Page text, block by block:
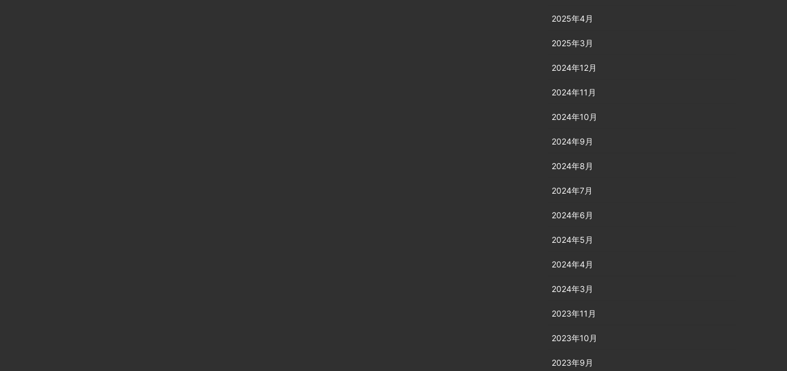
2025年4月
2025年3月
2024年12月
2024年11月
2024年10月
2024年9月
2024年8月
2024年7月
2024年6月
2024年5月
2024年4月
2024年3月
2023年11月
2023年10月
2023年9月